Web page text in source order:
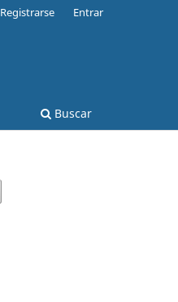
Buscar
Registrarse Entrar